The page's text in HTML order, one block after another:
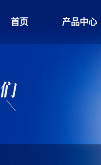
首页 产品中心